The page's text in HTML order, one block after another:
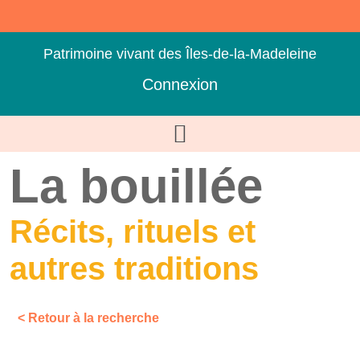
Patrimoine vivant des Îles-de-la-Madeleine
Connexion
La bouillée
Récits, rituels et
autres traditions
< Retour à la recherche